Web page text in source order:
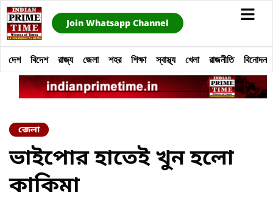
Join Whatsapp Channel
দেশ বিদেশ রাজ্য জেলা শহর শিক্ষা স্বাস্থ্য খেলা রাজনীতি বিনোদন
জেলা
ভাইপোর হাতেই খুন হলো
কাকিমা